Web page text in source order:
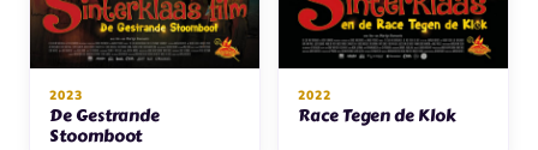
2023
De Gestrande
Stoomboot
2022
Race Tegen de Klok